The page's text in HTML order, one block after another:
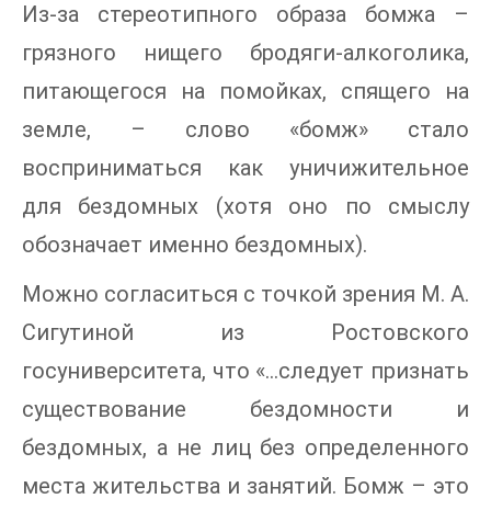
Из-за стереотипного образа бомжа –
грязного нищего бродяги-алкоголика,
питающегося на помойках, спящего на
земле, – слово «бомж» стало
восприниматься как уничижительное
для бездомных (хотя оно по смыслу
обозначает именно бездомных).
Можно согласиться с точкой зрения М. А.
Сигутиной из Ростовского
госуниверситета, что «…следует признать
существование бездомности и
бездомных, а не лиц без определенного
места жительства и занятий. Бомж – это